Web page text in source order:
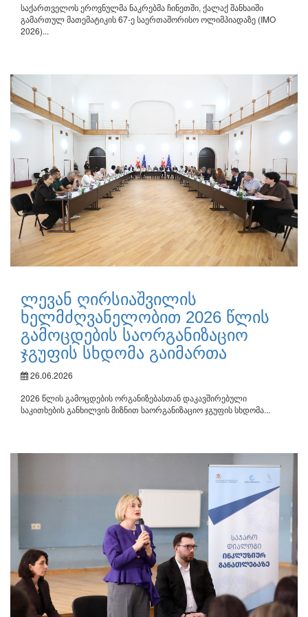
საქართველოს ეროვნულმა ნაკრებმა ჩინეთში, ქალაქ შანხაიში
გამართულ მათემატიკის 67-ე საერთაშორისო ოლიმპიადაზე (IMO
2026)...
ლევან ღირსიაშვილის
ხელმძღვანელობით 2026 წლის
გამოცდების საორგანიზაციო
ჯგუფის სხდომა გაიმართა
26.06.2026
2026 წლის გამოცდების ორგანიზებასთან დაკავშირებული
საკითხების განხილვის მიზნით საორგანიზაციო ჯგუფის სხდომა...